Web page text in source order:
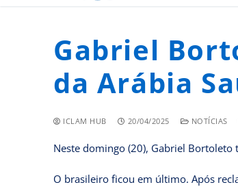
Gabriel
da Arábia
ICLAM HUB 20/04/2025 NOTÍCIAS
Neste domingo (20), Gabriel Bortoleto
O brasileiro ficou em último. Após